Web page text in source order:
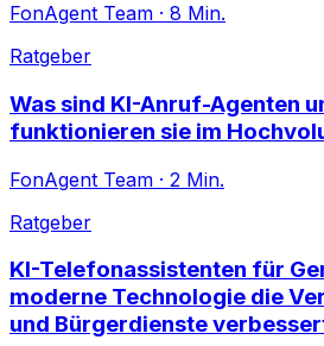
FonAgent Team · 8 Min.
Ratgeber
Was sind KI-Anruf-Agenten
funktionieren sie im
FonAgent Team · 2 Min.
Ratgeber
KI-Telefonassistenten für
moderne Technologie die
und Bürgerdienste